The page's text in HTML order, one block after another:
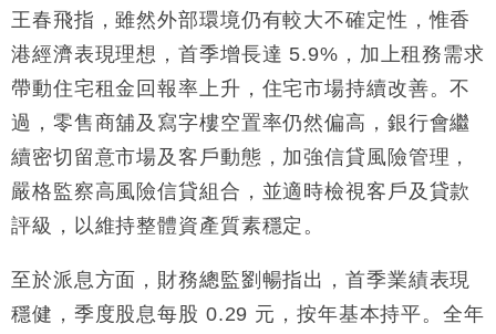
50%
15:11
財經｜SHEIN傳最快8月中招股 估值料降至400億美
元以下
王春飛指，雖然外部環境仍有較大不確定性，惟香
港經濟表現理想，首季增長達 5.9%，加上租務需求
帶動住宅租金回報率上升，住宅市場持續改善。不
過，零售商舖及寫字樓空置率仍然偏高，銀行會繼
續密切留意市場及客戶動態，加強信貸風險管理，
嚴格監察高風險信貸組合，並適時檢視客戶及貸款
評級，以維持整體資產質素穩定。
至於派息方面，財務總監劉暢指出，首季業績表現
穩健，季度股息每股 0.29 元，按年基本持平。全年